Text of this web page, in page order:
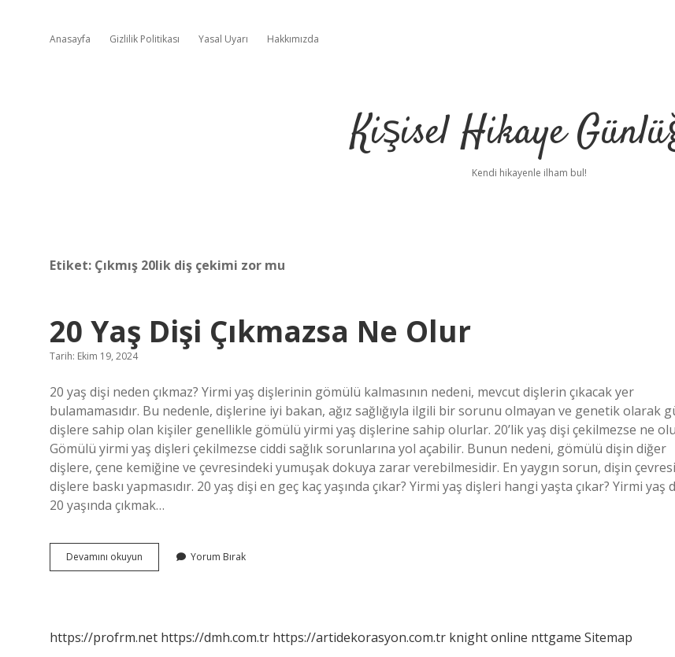
Anasayfa Gizlilik Politikası Yasal Uyarı Hakkımızda
Kişisel Hikaye
Kendi hikayenle ilham bul!
Etiket: Çıkmış 20lik diş çekimi zor mu
20 Yaş Dişi Çıkmazsa Ne Olur
Tarih: Ekim 19, 2024
20 yaş dişi neden çıkmaz? Yirmi yaş dişlerinin gömülü kalmasının nedeni, mevcut dişlerin çıkacak yer
bulamamasıdır. Bu nedenle, dişlerine iyi bakan, ağız sağlığıyla ilgili bir sorunu olmayan ve genetik olarak
dişlere sahip olan kişiler genellikle gömülü yirmi yaş dişlerine sahip olurlar. 20’lik yaş dişi çekilmezse ne
Gömülü yirmi yaş dişleri çekilmezse ciddi sağlık sorunlarına yol açabilir. Bunun nedeni, gömülü dişin diğer
dişlere, çene kemiğine ve çevresindeki yumuşak dokuya zarar verebilmesidir. En yaygın sorun, dişin
dişlere baskı yapmasıdır. 20 yaş dişi en geç kaç yaşında çıkar? Yirmi yaş dişleri hangi yaşta çıkar? Yirmi yaş
20 yaşında çıkmak…
Devamını okuyun
Yaş
Yorum Bırak
https://profrm.net https://dmh.com.tr https://artidekorasyon.com.tr knight online nttgame Sitemap